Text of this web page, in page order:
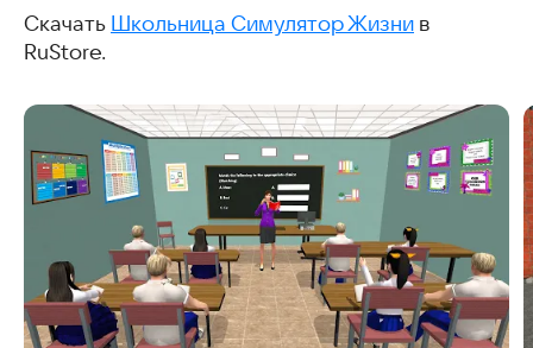
Скачать Школьница Симулятор Жизни в
RuStore.